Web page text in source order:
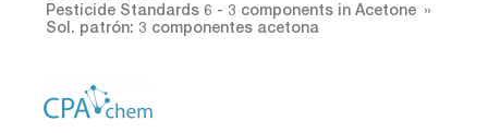
Pesticide Standards 6 - 3 components in Acetone
Sol. patrón: 3 componentes acetona